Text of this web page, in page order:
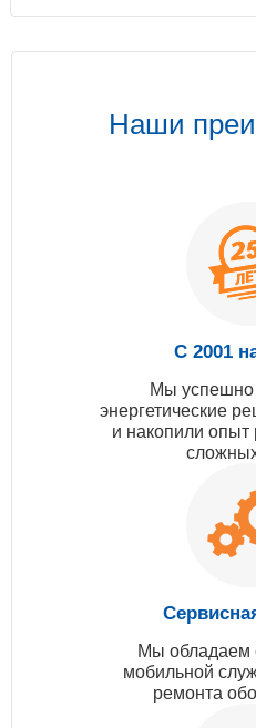
Наши
С 2001
Мы успешно
энергетические
и накопили
Мы обладаем
мобильной
ремонта